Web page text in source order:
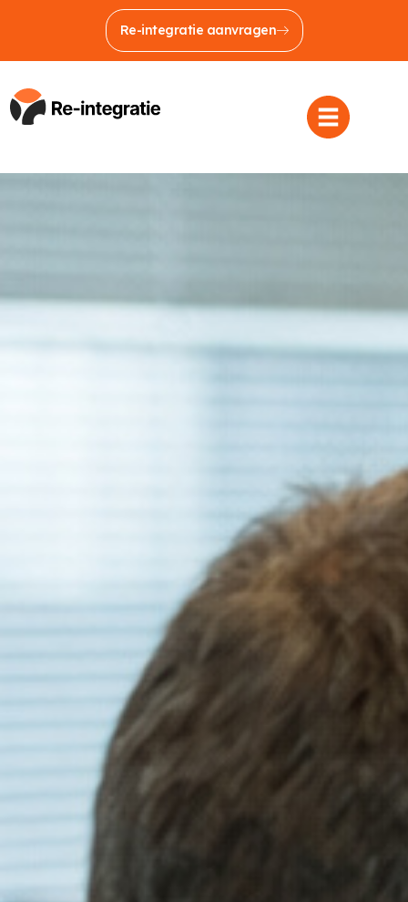
Re-integratie aanvragen